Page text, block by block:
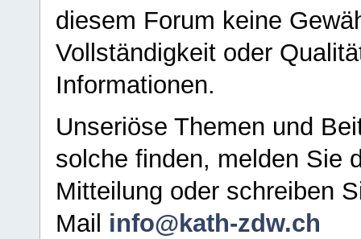
diesem Forum keine
Vollständigkeit oder
Informationen.
Unseriöse Themen und
solche finden, melden Sie
Mitteilung oder schreiben
Mail info@kath-zdw.ch